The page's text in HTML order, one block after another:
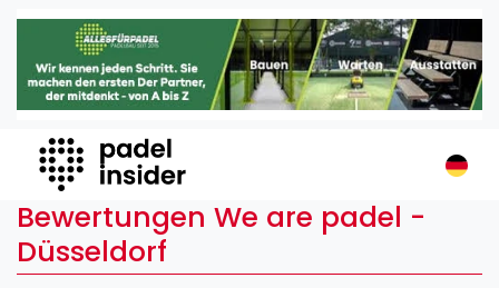
Padel Insider
Home
Organisationen
Buchungssysteme
Padel-Shops
Padel-Marken
Bewertungen We are padel -
Düsseldorf